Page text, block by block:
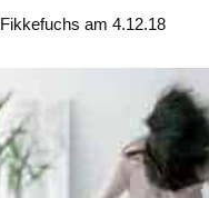
am 4.12.18